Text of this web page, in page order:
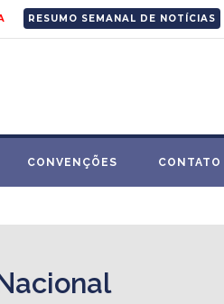
RESUMO SEMANAL DE NOTÍCIAS
CONVENÇÕES CONTATO